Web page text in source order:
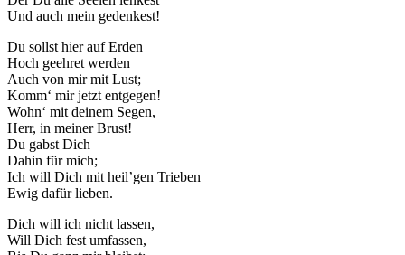
Und auch mein gedenkest!
Du sollst hier auf Erden
Hoch geehret werden
Auch von mir mit Lust;
Komm‘ mir jetzt entgegen!
Wohn‘ mit deinem Segen,
Herr, in meiner Brust!
Du gabst Dich
Dahin für mich;
Ich will Dich mit heil’gen Trieben
Ewig dafür lieben.
Dich will ich nicht lassen,
Will Dich fest umfassen,